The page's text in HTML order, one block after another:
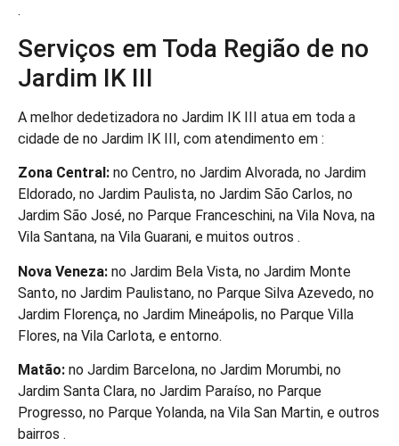
.
Serviços em Toda Região de no
Jardim IK III
A melhor dedetizadora no Jardim IK III atua em toda a
cidade de no Jardim IK III, com atendimento em :
Zona Central: no Centro, no Jardim Alvorada, no Jardim
Eldorado, no Jardim Paulista, no Jardim São Carlos, no
Jardim São José, no Parque Franceschini, na Vila Nova, na
Vila Santana, na Vila Guarani, e muitos outros .
Nova Veneza: no Jardim Bela Vista, no Jardim Monte
Santo, no Jardim Paulistano, no Parque Silva Azevedo, no
Jardim Florença, no Jardim Mineápolis, no Parque Villa
Flores, na Vila Carlota, e entorno.
Matão: no Jardim Barcelona, no Jardim Morumbi, no
Jardim Santa Clara, no Jardim Paraíso, no Parque
Progresso, no Parque Yolanda, na Vila San Martin, e outros
bairros .